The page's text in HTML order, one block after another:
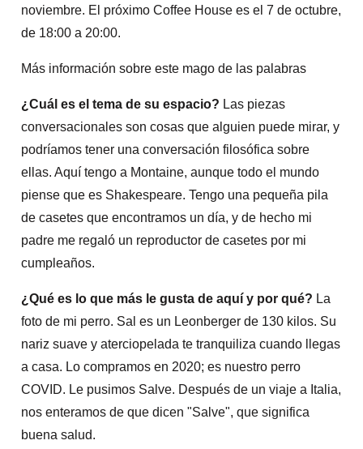
noviembre. El próximo Coffee House es el 7 de octubre,
de 18:00 a 20:00.
Más información sobre este mago de las palabras
¿Cuál es el tema de su espacio? Las piezas
conversacionales son cosas que alguien puede mirar, y
podríamos tener una conversación filosófica sobre
ellas. Aquí tengo a Montaine, aunque todo el mundo
piense que es Shakespeare. Tengo una pequeña pila
de casetes que encontramos un día, y de hecho mi
padre me regaló un reproductor de casetes por mi
cumpleaños.
¿Qué es lo que más le gusta de aquí y por qué? La
foto de mi perro. Sal es un Leonberger de 130 kilos. Su
nariz suave y aterciopelada te tranquiliza cuando llegas
a casa. Lo compramos en 2020; es nuestro perro
COVID. Le pusimos Salve. Después de un viaje a Italia,
nos enteramos de que dicen "Salve", que significa
buena salud.